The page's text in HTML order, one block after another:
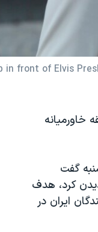
in front of Elvis
خاورمیانه
گفت
کرد، هدف
ایران در